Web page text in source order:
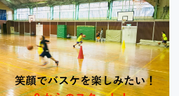
テクノロジー・ガジェット
映像・映画
ビジネス・起業